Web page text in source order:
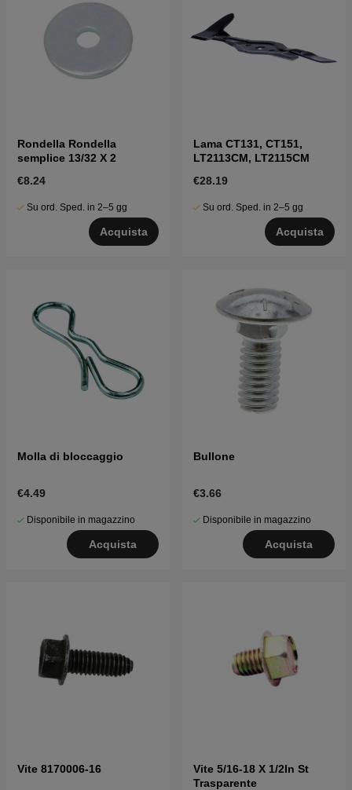
Rondella Rondella
semplice 13/32 X 2
€8.24
Su ord. Sped. in 2–5 gg
Acquista
Lama CT131, CT151,
LT2113CM, LT2115CM
€28.19
Su ord. Sped. in 2–5 gg
Acquista
Molla di bloccaggio
€4.49
Disponibile in magazzino
Acquista
Bullone
€3.66
Disponibile in magazzino
Acquista
Vite 8170006-16
Vite 5/16-18 X 1/2In St
Trasparente